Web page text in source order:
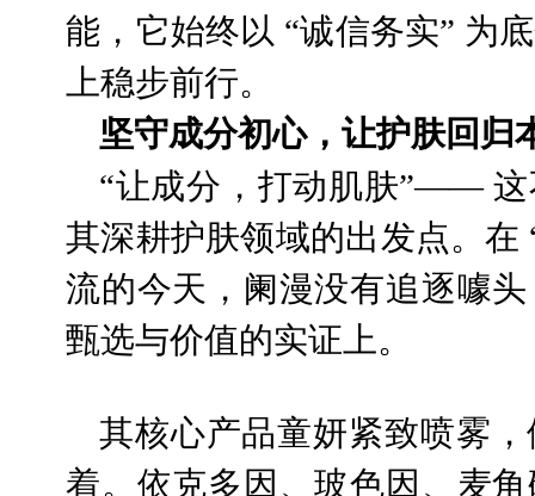
能，它始终以 “诚信务实” 为
上稳步前行。
坚守成分初心，让护肤回归
“让成分，打动肌肤”—— 这
其深耕护肤领域的出发点。在
流的今天，阑漫没有追逐噱
甄选与价值的实证上。
其核心产品童妍紧致喷雾
着。依克多因、玻色因、麦